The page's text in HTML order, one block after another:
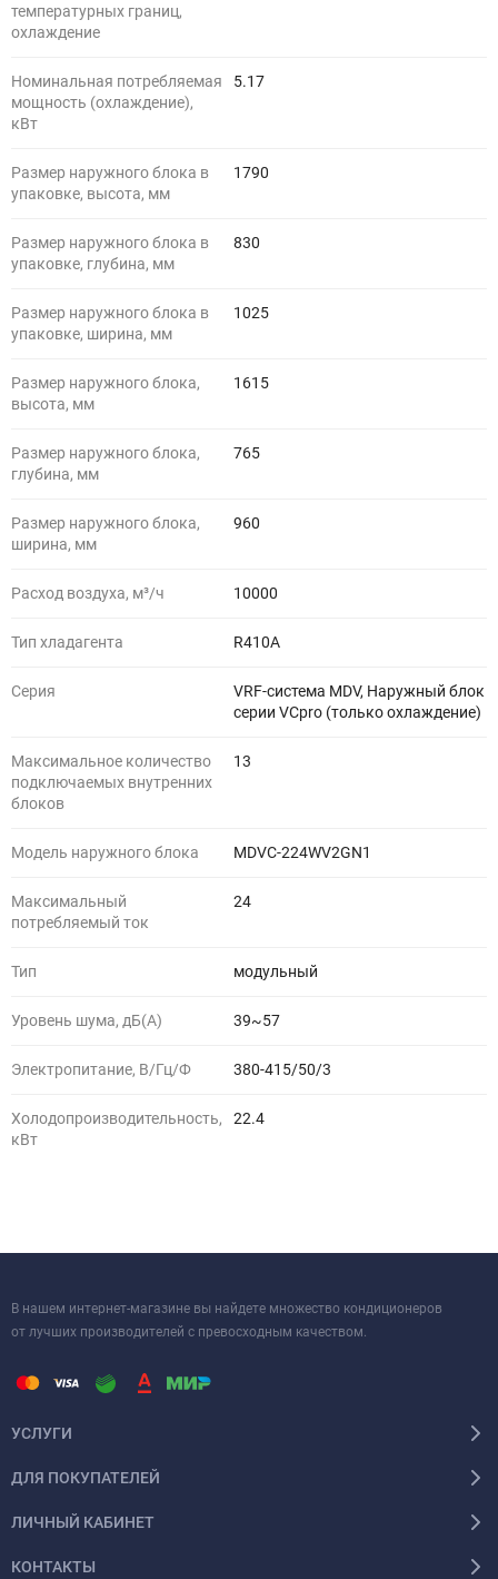
температурных границ,
охлаждение
Номинальная потребляемая
мощность (охлаждение),
кВт
5.17
Размер наружного блока в
упаковке, высота, мм
1790
Размер наружного блока в
упаковке, глубина, мм
830
Размер наружного блока в
упаковке, ширина, мм
1025
Размер наружного блока,
высота, мм
1615
Размер наружного блока,
глубина, мм
765
Размер наружного блока,
ширина, мм
960
Расход воздуха, м³/ч 10000
Тип хладагента R410A
Серия
VRF-система MDV, Наружный блок
серии VCpro (только охлаждение)
Максимальное количество
подключаемых внутренних
блоков
13
Модель наружного блока MDVC-224WV2GN1
Максимальный
потребляемый ток
24
Тип модульный
Уровень шума, дБ(A) 39~57
Электропитание, В/Гц/Ф 380-415/50/3
Холодопроизводительность,
кВт
22.4
В нашем интернет-магазине вы найдете множество кондиционеров
от лучших производителей с превосходным качеством.
УСЛУГИ
ДЛЯ ПОКУПАТЕЛЕЙ
ЛИЧНЫЙ КАБИНЕТ
КОНТАКТЫ